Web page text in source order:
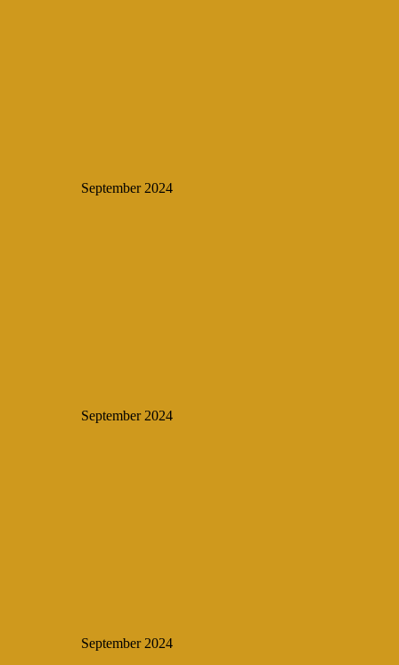
September 2024
September 2024
September 2024